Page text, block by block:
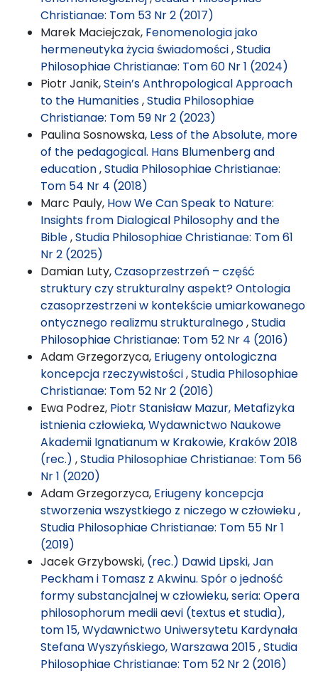
Christianae: Tom 53 Nr 2 (2017)
Marek Maciejczak, Fenomenologia jako
hermeneutyka życia świadomości,Studia
Philosophiae Christianae: Tom 60 Nr 1 (2024)
Piotr Janik,Stein’s Anthropological Approach
to the Humanities,Studia Philosophiae
Christianae: Tom 59 Nr 2 (2023)
Paulina Sosnowska, Less of the Absolute, more
of the pedagogical. Hans Blumenberg and
education,Studia Philosophiae Christianae:
Tom 54 Nr 4 (2018)
Marc Pauly, How We Can Speak to Nature:
Insights from Dialogical Philosophy and the
Bible,Studia Philosophiae Christianae: Tom 61
Nr 2 (2025)
Damian Luty,Czasoprzestrzeń – część
struktury czy strukturalny aspekt? Ontologia
czasoprzestrzeni w kontekście umiarkowanego
ontycznego realizmu strukturalnego,Studia
Philosophiae Christianae: Tom 52 Nr 4 (2016)
Adam Grzegorzyca, Eriugeny ontologiczna
koncepcja rzeczywistości,Studia Philosophiae
Christianae: Tom 52 Nr 2 (2016)
Ewa Podrez, Piotr Stanisław Mazur, Metafizyka
istnienia człowieka, Wydawnictwo Naukowe
Akademii Ignatianum w Krakowie, Kraków 2018
(rec.) ,Studia Philosophiae Christianae: Tom 56
Nr 1 (2020)
Adam Grzegorzyca, Eriugeny koncepcja
stworzenia wszystkiego z niczego w człowieku,
Studia Philosophiae Christianae: Tom 55 Nr 1
(2019)
Jacek Grzybowski, (rec.) Dawid Lipski, Jan
Peckham i Tomasz z Akwinu. Spór o jedność
formy substancjalnej w człowieku, seria: Opera
philosophorum medii aevi (textus et studia),
tom 15, Wydawnictwo Uniwersytetu Kardynała
Stefana Wyszyńskiego, Warszawa 2015,Studia
Philosophiae Christianae: Tom 52 Nr 2 (2016)